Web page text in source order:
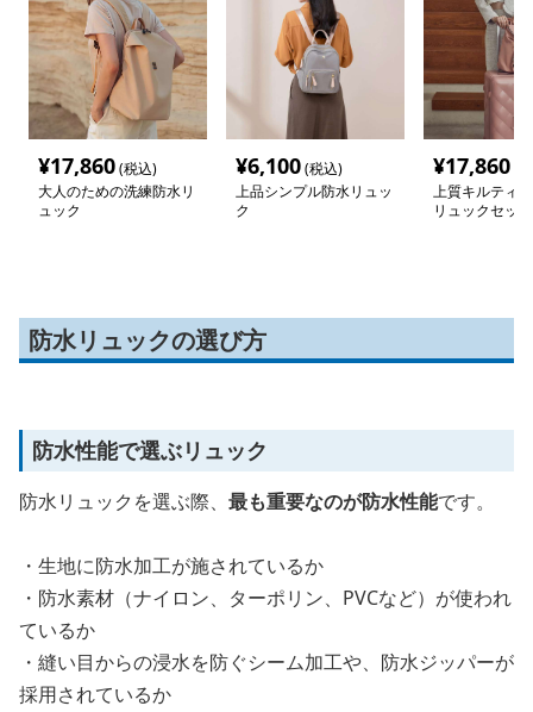
¥17,860(税込)
大人のための洗練防水リ
ュック
¥6,100(税込)
上品シンプル防水リュッ
ク
¥17,860
上質キルティ
リュックセット
防水リュックの選び方
防水性能で選ぶリュック
防水リュックを選ぶ際、 最も重要なのが防水性能です。
・生地に防水加工が施されているか
・防水素材（ナイロン、ターポリン、PVCなど）が使われ
ているか
・縫い目からの浸水を防ぐシーム加工や、防水ジッパーが
採用されているか